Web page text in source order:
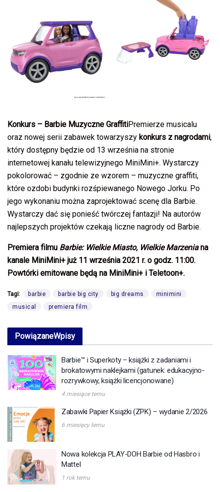
Konkurs – Barbie Muzyczne GraffitiPremierze musicalu
oraz nowej serii zabawek towarzyszy konkurs z nagrodami,
który dostępny będzie od 13 września na stronie
internetowej kanału telewizyjnego MiniMini+. Wystarczy
pokolorować – zgodnie ze wzorem – muzyczne graffiti,
które ozdobi budynki rozśpiewanego Nowego Jorku. Po
jego wykonaniu można zaprojektować scenę dla Barbie.
Wystarczy dać się ponieść twórczej fantazji! Na autorów
najlepszych projektów czekają liczne nagrody od Barbie.
Premiera filmu Barbie: Wielkie Miasto, Wielkie Marzeniana
kanale MiniMini+ już 11 września 2021 r. o godz. 11:00.
Powtórki emitowane będą na MiniMini+ i Teletoon+.
Tagi: barbie barbie big city big dreams
minimini
musical
premiera film
PowiązaneWpisy
Barbie™ i Superkoty – książki z zadaniami i
brokatowymi naklejkami (gatunek: edukacyjno-
rozrywkowy, książki licencjonowane)
4 miesiące temu
Zabawki Papier Książki (ZPK) – wydanie 2/2026
6 miesięcy temu
Nowa kolekcja PLAY-DOH Barbie od Hasbro i
Mattel
1 rok temu